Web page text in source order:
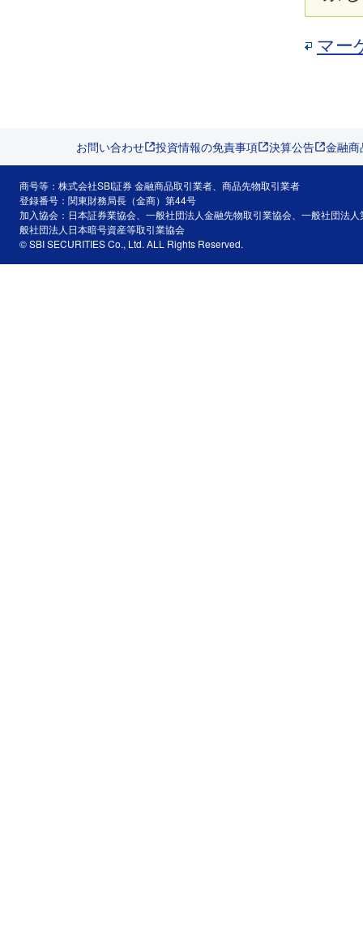
マー
お問い合わせ 投資情報の免責事項 決算公告 金融
商号等：株式会社SBI証券 金融商品取引業者、商品先物取引業者
登録番号：関東財務局長（金商）第44号
加入協会：日本証券業協会、一般社団法人金融先物取引業協会、一般社団法
般社団法人日本暗号資産等取引業協会
© SBI SECURITIES Co., Ltd. ALL Rights Reserved.